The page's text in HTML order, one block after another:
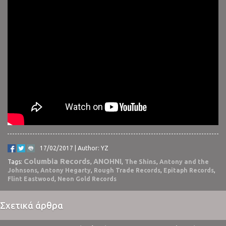
17/02/2017 | Author: YZ
Tags: Columbia Records, ANOHNI, The Shins, Antony and the
Johnsons, Antony Hegarty, Rough Trade Records, Epitaph Records,
Flint Eastwood , Neon Gold Records
Σχετικά άρθρα